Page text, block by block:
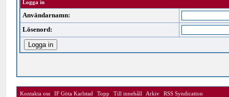
Logga in
Användarnamn:
Lösenord:
Kontakta oss |IF Göta Karlstad |Topp |Till innehåll | Arkiv |RSS Syndication